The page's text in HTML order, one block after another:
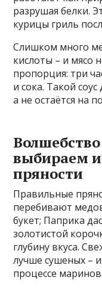
разрушая белки.
курицы гриль
Слишком много
кислоты – и мясо
пропорция: три
и сока. Такой
а не остаётся на
выбираем
пряности
Правильные
перебивают
букет; Паприка
золотистой
глубину вкуса.
лучше сушеных –
процессе